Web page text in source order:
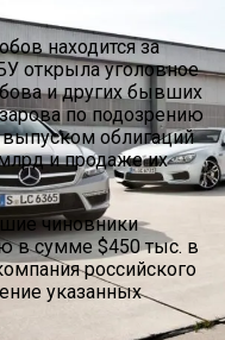
Миф О
Зеленского И
находится за
открыла уголовное
и других бывших
по подозрению
выпуском облигаций
и продаже их
чиновники
в сумме $450 тыс. в
российского
указанных